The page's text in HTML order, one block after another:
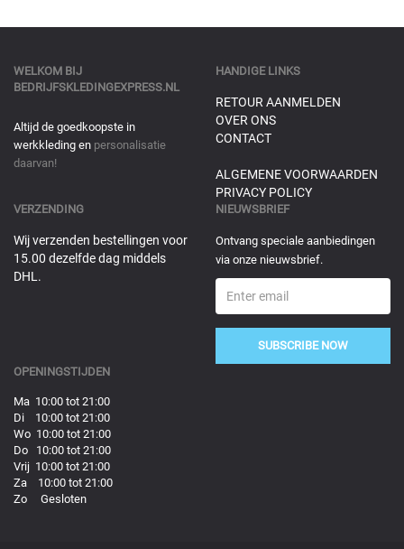
WELKOM BIJ
BEDRIJFSKLEDINGEXPRESS.NL
Altijd de goedkoopste in
werkkleding en personalisatie
daarvan!
HANDIGE LINKS
RETOUR AANMELDEN
OVER ONS
CONTACT
ALGEMENE VOORWAARDEN
PRIVACY POLICY
VERZENDING
Wij verzenden bestellingen voor
15.00 dezelfde dag middels
DHL.
NIEUWSBRIEF
Ontvang speciale aanbiedingen
via onze nieuwsbrief.
SUBSCRIBE NOW
OPENINGSTIJDEN
Ma 10:00 tot 21:00
Di 10:00 tot 21:00
Wo 10:00 tot 21:00
Do 10:00 tot 21:00
Vrij 10:00 tot 21:00
Za 10:00 tot 21:00
Zo Gesloten